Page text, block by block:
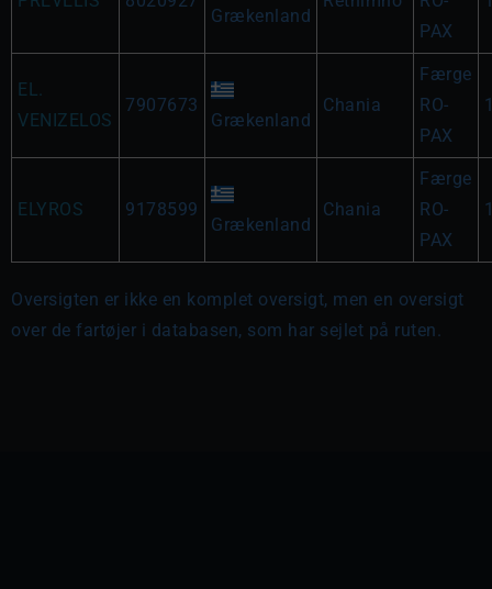
Grækenland
PAX
EL.
VENIZELOS
7907673
Grækenland
Chania
Færge
RO-
PAX
ELYROS 9178599
Grækenland
Chania
Færge
RO-
PAX
Oversigten er ikke en komplet oversigt, men en oversigt
over de fartøjer i databasen, som har sejlet på ruten.